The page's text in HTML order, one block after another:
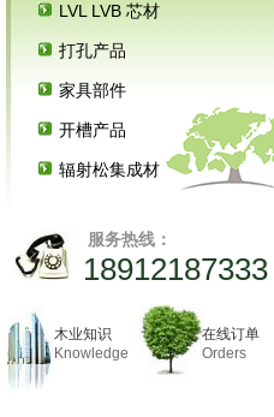
LVL LVB 芯材
打孔产品
家具部件
开槽产品
辐射松集成材
服务热线：
18912187333
木业知识
Knowledge
在线订单
Orders